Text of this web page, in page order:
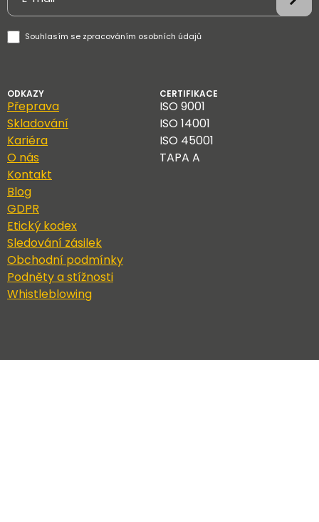
Souhlasím se zpracováním osobních údajů
ODKAZY
Přeprava
Skladování
Kariéra
O nás
Kontakt
Blog
GDPR
Etický kodex
Sledování zásilek
Obchodní podmínky
Podněty a stížnosti
Whistleblowing
CERTIFIKACE
ISO 9001
ISO 14001
ISO 45001
TAPA A